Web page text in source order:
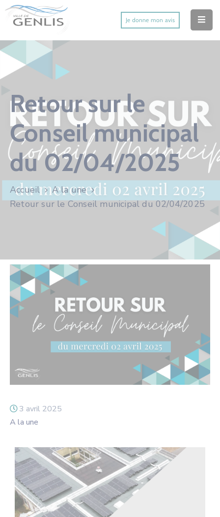
Je donne mon avis
Accueil
Ma Ville
Mes Services Utiles
Mes Activités
Actu’
Retour sur le
Conseil municipal
du 02/04/2025
Accueil
A la une
Retour sur le Conseil municipal du 02/04/2025
3 avril 2025
A la une